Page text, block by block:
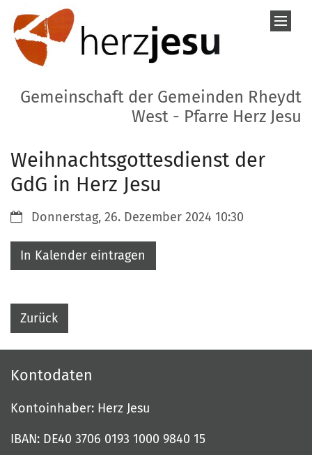
Zum Inhalt springen
Gemeinschaft der Gemeinden Rheydt
West - Pfarre Herz Jesu
Weihnachtsgottesdienst der
GdG in Herz Jesu
Datum:Donnerstag, 26. Dezember 2024 10:30
In Kalender eintragen
Zurück
Kontodaten
Kontoinhaber: Herz Jesu
IBAN: DE40 3706 0193 1000 9840 15